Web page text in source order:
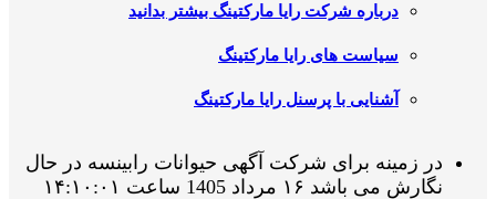
درباره شرکت رایا مارکتینگ بیشتر بدانید
سیاست های رایا مارکتینگ
آشنایی با پرسنل رایا مارکتینگ
در زمینه برای شرکت آگهی حیوانات رابینسه در حال
نگارش می باشد ۱۶ مرداد 1405 ساعت ۱۴:۱۰:۰۱